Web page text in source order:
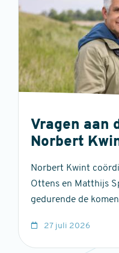
Vragen aan
Norbert
Norbert Kwint
Ottens en Matthijs
gedurende de
27 juli 2026